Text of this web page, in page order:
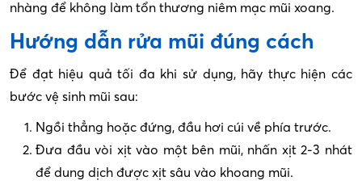
nhàng để không làm tổn thương niêm mạc mũi xoang.
Hướng dẫn rửa mũi đúng cách
Để đạt hiệu quả tối đa khi sử dụng, hãy thực hiện các
bước vệ sinh mũi sau:
Ngồi thẳng hoặc đứng, đầu hơi cúi về phía trước.
Đưa đầu vòi xịt vào một bên mũi, nhấn xịt 2-3 nhát
để dung dịch được xịt sâu vào khoang mũi.